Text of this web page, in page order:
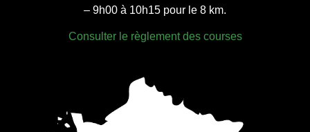
– 9h00 à 10h15 pour le 8 km.
Consulter le règlement des courses